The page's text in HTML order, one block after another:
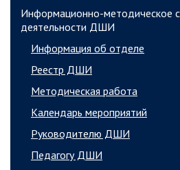
Информационно-методическое
деятельности ДШИ
Информация об отделе
Реестр ДШИ
Методическая работа
Календарь мероприятий
Руководителю ДШИ
Педагогу ДШИ